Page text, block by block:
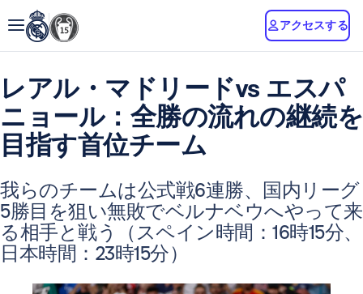
アクセスする
レアル・マドリードvs エスパ
ニョール：全勝の流れの継続を
目指す首位チーム
我らのチームは公式戦6連勝、国内リーグ
5勝目を狙い無敗でベルナベウへやって来
る相手と戦う（スペイン時間：16時15分、
日本時間：23時15分）